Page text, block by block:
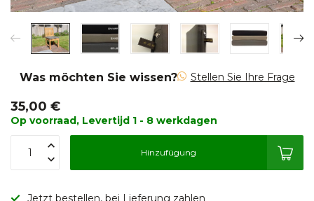
Was möchten Sie wissen? Stellen Sie Ihre Frage
35,00 €
Op voorraad, Levertijd 1 - 8 werkdagen
Hinzufügung
Jetzt bestellen, bei Lieferung zahlen